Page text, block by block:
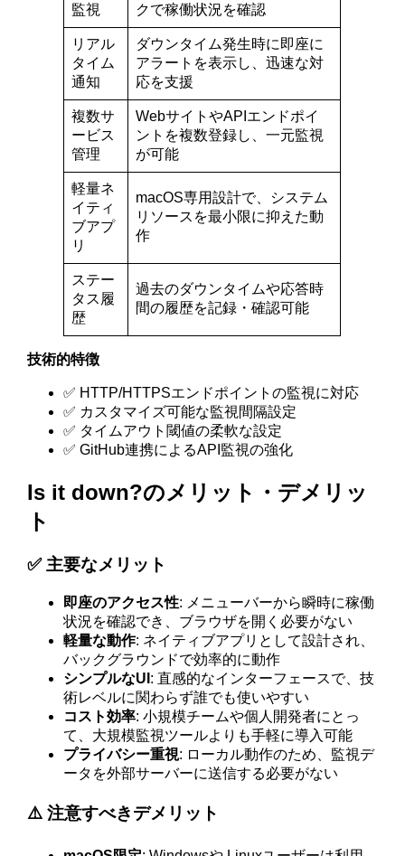
監視
クで稼働状況を確認
リアル
タイム
通知
ダウンタイム発生時に即座に
アラートを表示し、迅速な対
応を支援
複数サ
ービス
管理
WebサイトやAPIエンドポイ
ントを複数登録し、一元監視
が可能
軽量ネ
イティ
ブアプ
リ
macOS専用設計で、システム
リソースを最小限に抑えた動
作
ステー
タス履
歴
過去のダウンタイムや応答時
間の履歴を記録・確認可能
技術的特徴
✅ HTTP/HTTPSエンドポイントの監視に対応
✅ カスタマイズ可能な監視間隔設定
✅ タイムアウト閾値の柔軟な設定
✅ GitHub連携によるAPI監視の強化
Is it down?のメリット・デメリッ
ト
✅ 主要なメリット
即座のアクセス性: メニューバーから瞬時に稼働
状況を確認でき、ブラウザを開く必要がない
軽量な動作: ネイティブアプリとして設計され、
バックグラウンドで効率的に動作
シンプルなUI : 直感的なインターフェースで、技
術レベルに関わらず誰でも使いやすい
コスト効率: 小規模チームや個人開発者にとっ
て、大規模監視ツールよりも手軽に導入可能
プライバシー重視: ローカル動作のため、監視デ
ータを外部サーバーに送信する必要がない
⚠️ 注意すべきデメリット